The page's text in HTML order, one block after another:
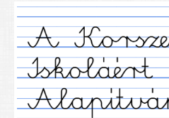
Pályázataink
SIHU
EFOP 325
TÁMOP